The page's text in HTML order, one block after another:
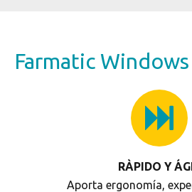
Farmatic
RÀPIDO Y
Aporta ergonomía,